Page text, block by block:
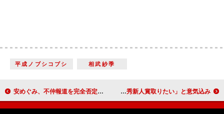
平成ノブシコブシ 相武紗季
安めぐみ、不仲報道を完全否定 「１時間に１回連絡を取っている」 Ｊｕｉｃｅ＝Ｊｕｉｃｅ、涙のメジャーデビュー 「レコ大最優秀新人賞取りたい」と意気込み